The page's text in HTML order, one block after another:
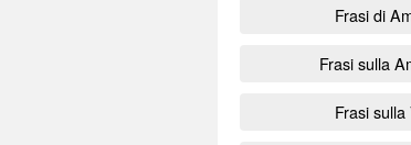
Frasi di
Frasi sulla
Frasi sulla